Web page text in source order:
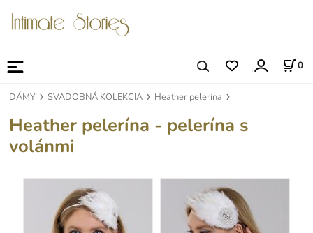
0
DÁMY SVADOBNÁ KOLEKCIA Heather pelerína
Heather pelerína - pelerína s
volánmi